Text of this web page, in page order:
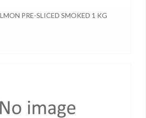
PRE-SLICED SMOKED 1 KG